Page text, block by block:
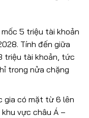
5 triệu tài khoản
Tính đến giữa
triệu tài khoản, tức
trong nửa chặng
gia có mặt từ 6 lên
vực châu Á –